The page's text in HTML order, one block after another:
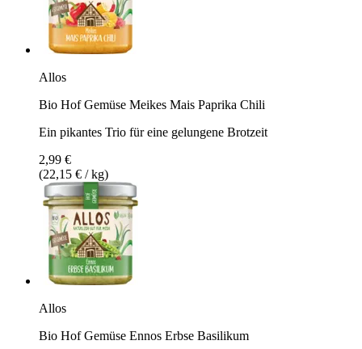
Allos
Bio Hof Gemüse Meikes Mais Paprika Chili
Ein pikantes Trio für eine gelungene Brotzeit
2,99 €
(22,15 € / kg)
Allos
Bio Hof Gemüse Ennos Erbse Basilikum